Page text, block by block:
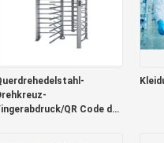
QR Code der